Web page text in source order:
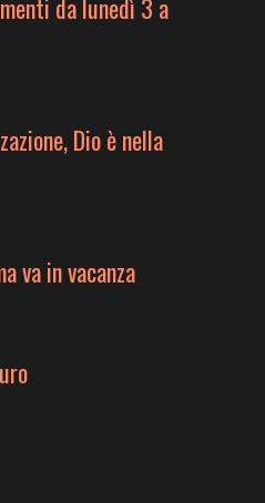
da lunedì 3 a
Dio è nella
va in vacanza